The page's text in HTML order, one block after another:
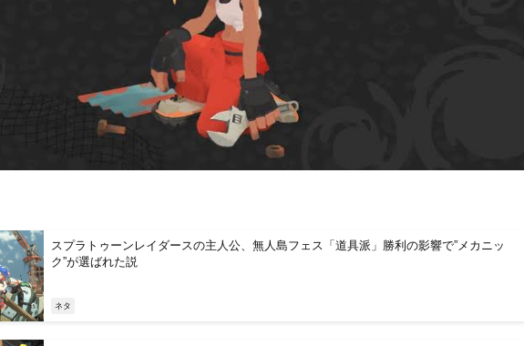
スプラトゥーンレイダースの主人公、無人島フェス「道具派」勝利の影響で”メカニッ
ク”が選ばれた説
ネタ